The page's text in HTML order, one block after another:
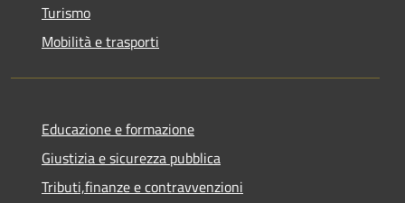
Turismo
Mobilità e trasporti
Educazione e formazione
Giustizia e sicurezza pubblica
Tributi,finanze e contravvenzioni